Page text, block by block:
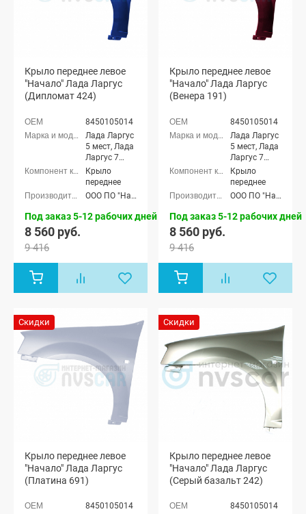
Крыло переднее левое
"Начало" Лада Ларгус
(Дипломат 424)
8450105014
Лада Ларгус
5 мест, Лада
Ларгус 7
мест
Крыло
переднее
ООО ПО "Начало"
Под заказ 5-12 рабочих дней
8 560 руб.
9 416
Крыло переднее левое
"Начало" Лада Ларгус
(Венера 191)
8450105014
Лада Ларгус
5 мест, Лада
Ларгус 7
мест
Крыло
переднее
ООО ПО "Начало"
Под заказ 5-12 рабочих дней
8 560 руб.
9 416
Скидки
Крыло переднее левое
"Начало" Лада Ларгус
(Платина 691)
8450105014
Скидки
Крыло переднее левое
"Начало" Лада Ларгус
(Серый базальт 242)
8450105014